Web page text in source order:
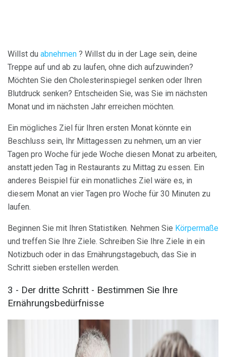
Willst du abnehmen ? Willst du in der Lage sein, deine
Treppe auf und ab zu laufen, ohne dich aufzuwinden?
Möchten Sie den Cholesterinspiegel senken oder Ihren
Blutdruck senken? Entscheiden Sie, was Sie im nächsten
Monat und im nächsten Jahr erreichen möchten.
Ein mögliches Ziel für Ihren ersten Monat könnte ein
Beschluss sein, Ihr Mittagessen zu nehmen, um an vier
Tagen pro Woche für jede Woche diesen Monat zu arbeiten,
anstatt jeden Tag in Restaurants zu Mittag zu essen. Ein
anderes Beispiel für ein monatliches Ziel wäre es, in
diesem Monat an vier Tagen pro Woche für 30 Minuten zu
laufen.
Beginnen Sie mit Ihren Statistiken. Nehmen Sie Körpermaße
und treffen Sie Ihre Ziele. Schreiben Sie Ihre Ziele in ein
Notizbuch oder in das Ernährungstagebuch, das Sie in
Schritt sieben erstellen werden.
3 - Der dritte Schritt - Bestimmen Sie Ihre
Ernährungsbedürfnisse